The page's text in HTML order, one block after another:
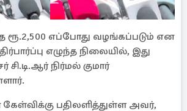
ரூ.2,500 எப்போது வழங்கப்படும் என
எழுந்த நிலையில், இது
சி.டி.ஆர் நிர்மல் குமார்
பதிலளித்துள்ள அவர்,